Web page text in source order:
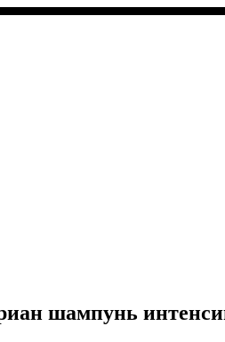
шампунь